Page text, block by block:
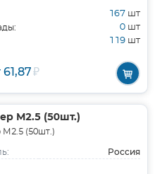
167 шт
0 шт
119 шт
61,87₽
М2.5 (50шт.)
М2.5 (50шт.)
Россия